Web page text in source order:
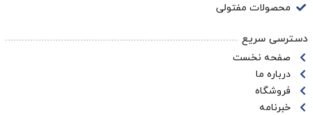
محصولات مفتولی
دسترسی سریع
صفحه نخست
درباره ما
فروشگاه
خبرنامه